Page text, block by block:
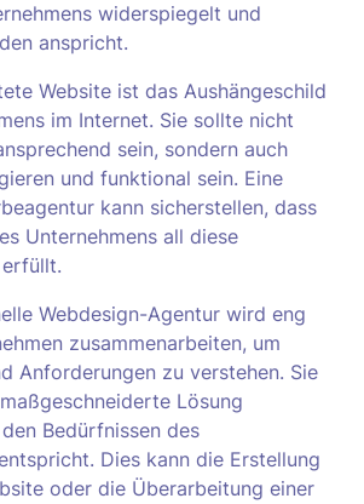
widerspiegelt und
anspricht.
Website ist das Aushängeschild
im Internet. Sie sollte nicht
sein, sondern auch
und funktional sein. Eine
kann sicherstellen, dass
Unternehmens all diese
Webdesign-Agentur wird eng
zusammenarbeiten, um
Anforderungen zu verstehen. Sie
Lösung
Bedürfnissen des
Dies kann die Erstellung
oder die Überarbeitung einer